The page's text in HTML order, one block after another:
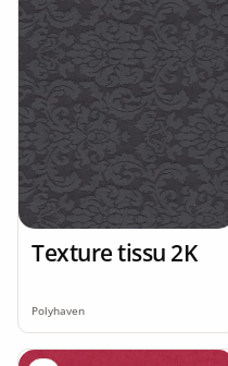
Texture tissu 2K
Polyhaven